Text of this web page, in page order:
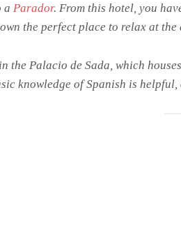
a Parador. From this hotel, you
the perfect place to relax at
the Palacio de Sada, which
knowledge of Spanish is